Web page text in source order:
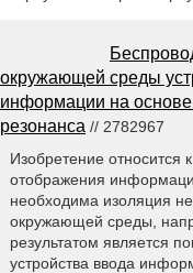
окружающей среды
информации на основе
резонанса // 2782967
Изобретение относится
отображения
необходима изоляция
окружающей среды,
результатом является
устройства ввода